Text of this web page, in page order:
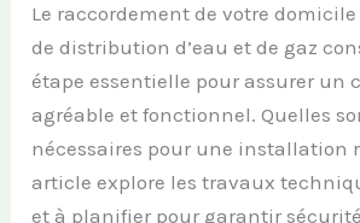
Le raccordement de votre domicile
de distribution d’eau et de gaz
étape essentielle pour assurer un
agréable et fonctionnel. Quelles
nécessaires pour une installation
article explore les travaux
et à planifier pour garantir